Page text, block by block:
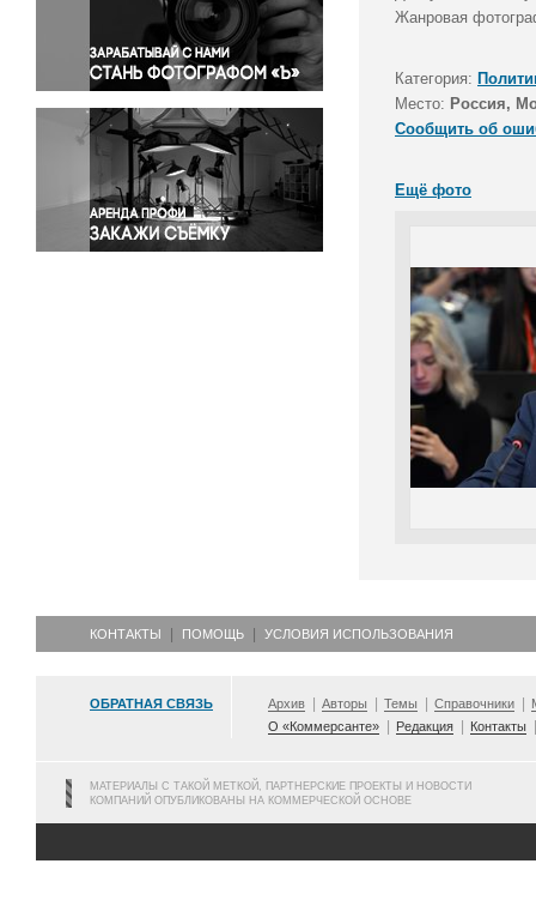
Правосудие
Происшествия и конфликты
Религия
Светская жизнь
Спорт
Экология
Экономика и бизнес
Жанровая
Категория:
Место: Россия,
Сообщить об
Ещё фото
КОНТАКТЫ ПОМОЩЬ УСЛОВИЯ ИСПОЛЬЗОВАНИЯ
ОБРАТНАЯ СВЯЗЬ Архив Авторы Темы Справочники
О «Коммерсанте»
Редакция Контакты
МАТЕРИАЛЫ С ТАКОЙ МЕТКОЙ, ПАРТНЕРСКИЕ ПРОЕКТЫ И НОВОСТИ
КОМПАНИЙ ОПУБЛИКОВАНЫ НА КОММЕРЧЕСКОЙ ОСНОВЕ